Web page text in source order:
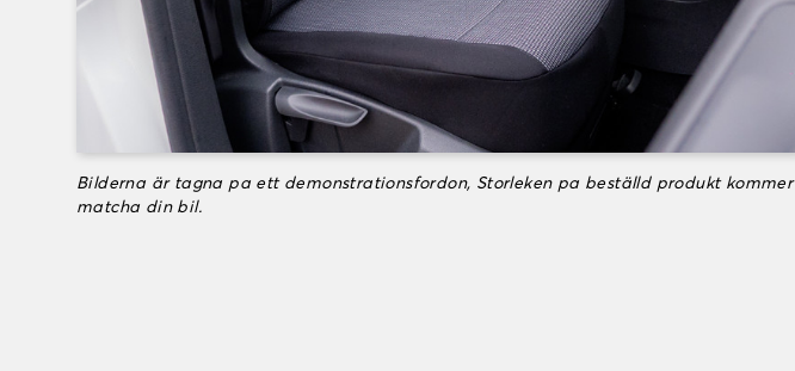
Bilderna är tagna pa ett demonstrationsfordon, Storleken pa beställd produkt kommer
matcha din bil.